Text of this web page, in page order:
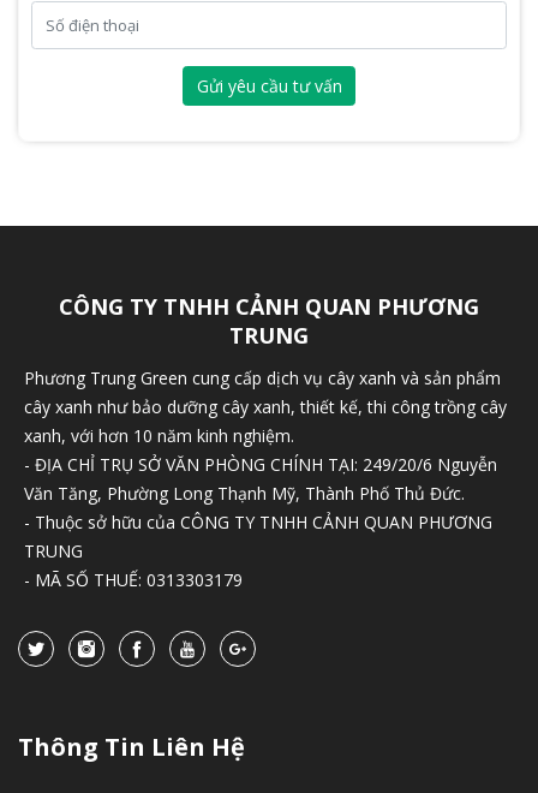
Gửi yêu cầu tư vấn
CÔNG TY TNHH CẢNH QUAN PHƯƠNG
TRUNG
Phương Trung Green cung cấp dịch vụ cây xanh và sản phẩm
cây xanh như bảo dưỡng cây xanh, thiết kế, thi công trồng cây
xanh, với hơn 10 năm kinh nghiệm.
- ĐỊA CHỈ TRỤ SỞ VĂN PHÒNG CHÍNH TẠI: 249/20/6 Nguyễn
Văn Tăng, Phường Long Thạnh Mỹ, Thành Phố Thủ Đức.
- Thuộc sở hữu của CÔNG TY TNHH CẢNH QUAN PHƯƠNG
TRUNG
- MÃ SỐ THUẾ: 0313303179
Thông Tin Liên Hệ